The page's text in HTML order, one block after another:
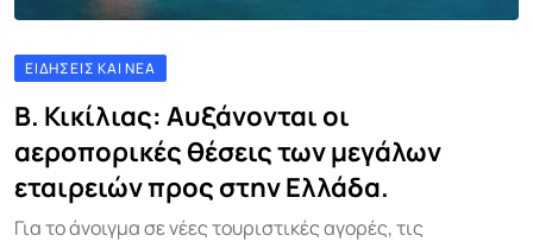
ΕΙΔΉΣΕΙΣ ΚΑΙ ΝΈΑ
Β. Κικίλιας: Αυξάνονται οι
αεροπορικές θέσεις των μεγάλων
εταιρειών προς στην Ελλάδα.
Για το άνοιγμα σε νέες τουριστικές αγορές, τις